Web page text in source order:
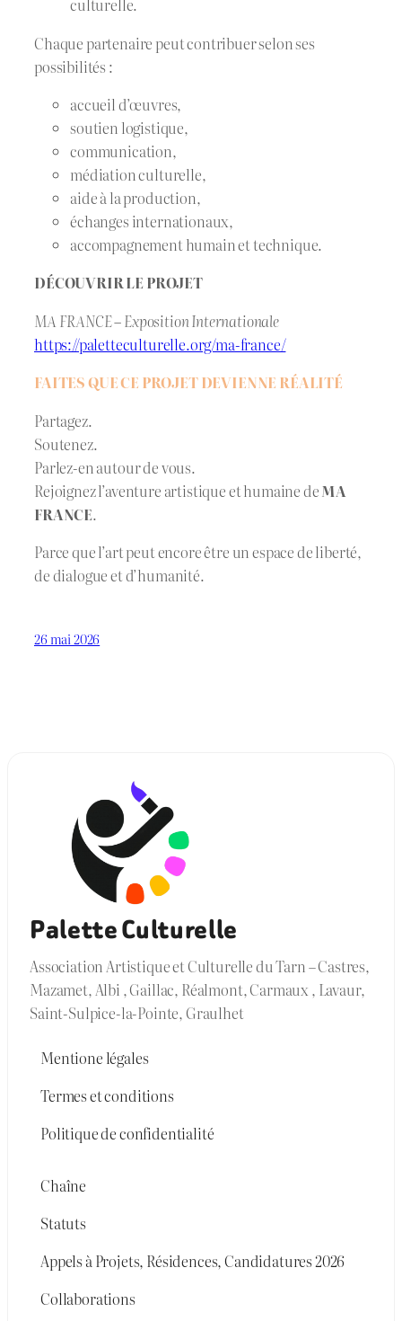
culturelle.
Chaque partenaire peut contribuer selon ses
possibilités :
accueil d’œuvres,
soutien logistique,
communication,
médiation culturelle,
aide à la production,
échanges internationaux,
accompagnement humain et technique.
DÉCOUVRIR LE PROJET
MA FRANCE – Exposition Internationale
https://paletteculturelle.org/ma-france/
FAITES QUE CE PROJET DEVIENNE RÉALITÉ
Partagez.
Soutenez.
Parlez-en autour de vous.
Rejoignez l’aventure artistique et humaine deMA
FRANCE.
Parce que l’art peut encore être un espace de liberté,
de dialogue et d’humanité.
26 mai 2026
Palette Culturelle
Association Artistique et Culturelle du Tarn – Castres,
Mazamet, Albi , Gaillac, Réalmont, Carmaux , Lavaur,
Saint-Sulpice-la-Pointe, Graulhet
Mentione légales
Termes et conditions
Politique de confidentialité
Chaîne
Statuts
Appels à Projets, Résidences, Candidatures 2026
Collaborations